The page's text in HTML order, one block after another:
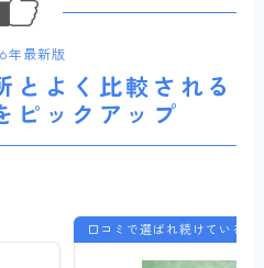
年最新版
とよく比較される
ピックアップ
口コミで選ばれ続けている